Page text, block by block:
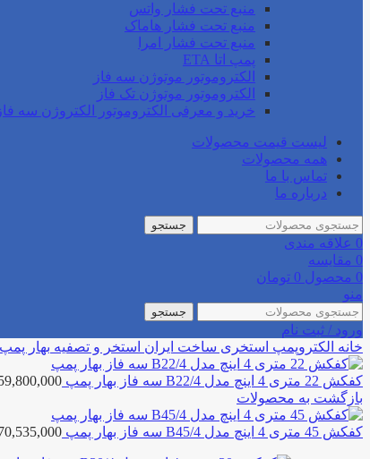
منبع تحت فشار واتس
منبع تحت فشار هاماک
منبع تحت فشار امرا
پمپ اتا ETA
الکتروموتور موتوژن سه فاز
الکتروموتور موتوژن تک فاز
خرید و معرفی الکتروموتور الکتروژن سه فاز
لیست قیمت محصولات
همه محصولات
تماس با ما
درباره ما
جستجو
0 علاقه مندی
0 مقایسه
0 محصول 0 تومان
منو
جستجو
ورود / ثبت نام
خانه الکتروپمپ استخری ساخت ایران استخر و تصفیه بهار پمپ
کفکش 22 متری 4 اینچ مدل B22/4 سه فاز بهار پمپ
بازگشت به محصولات
کفکش 45 متری 4 اینچ مدل B45/4 سه فاز بهار پمپ